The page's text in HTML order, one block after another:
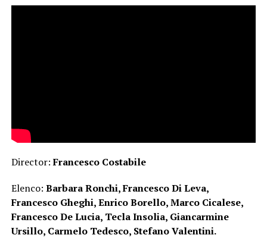
Director:Francesco Costabile
Elenco: Barbara Ronchi, Francesco Di Leva,
Francesco Gheghi, Enrico Borello, Marco Cicalese,
Francesco De Lucia, Tecla Insolia, Giancarmine
Ursillo, Carmelo Tedesco, Stefano Valentini.